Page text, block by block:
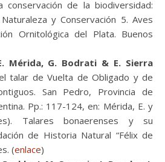
conservación de la biodiversidad:
y Conservación 5. Aves
Ornitológica del Plata. Buenos
Mérida, G. Bodrati & E. Sierra
talar de Vuelta de Obligado y de
San Pedro, Provincia de
Pp.: 117-124, en: Mérida, E. y
Talares bonaerenses y su
de Historia Natural “Félix de
(enlace)